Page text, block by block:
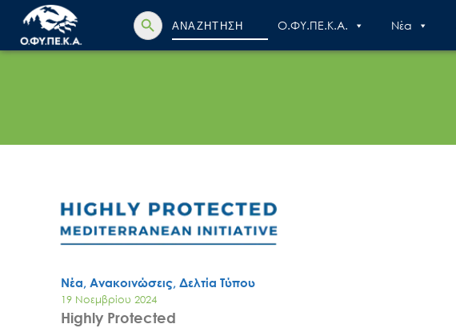
Search
for:
Search Button
Ο.ΦΥ.ΠΕ.Κ.Α. Nέα
Νέα, Ανακοινώσεις, Δελτία Τύπου
19 Νοεμβρίου 2024
Highly Protected